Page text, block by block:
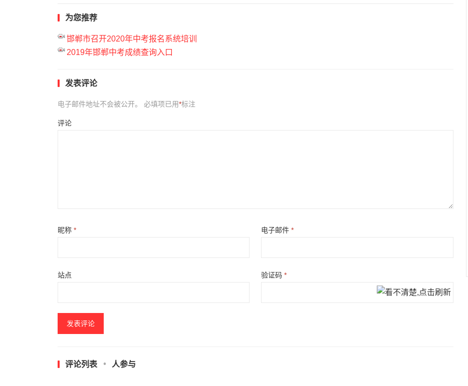
为您推荐
邯郸市召开2020年中考报名系统培训
2019年邯郸中考成绩查询入口
发表评论
电子邮件地址不会被公开。 必填项已用*标注
评论
昵称 * 电子邮件*
站点 验证码*
评论列表 人参与